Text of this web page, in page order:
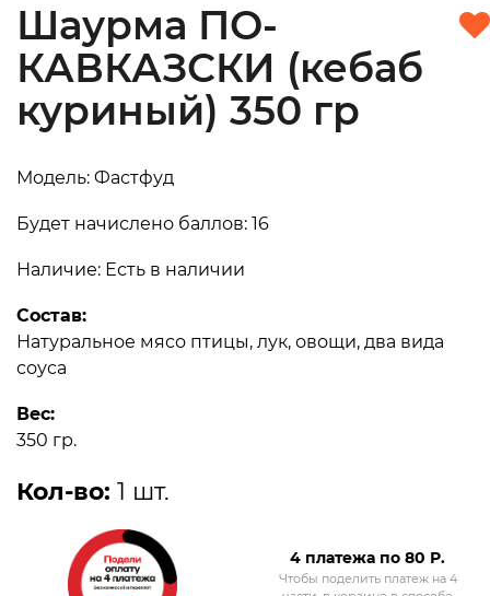
Шаурма ПО-
КАВКАЗСКИ (кебаб
куриный) 350 гр
Модель: Фастфуд
Будет начислено баллов: 16
Наличие: Есть в наличии
Состав:
Натуральное мясо птицы, лук, овощи, два вида
соуса
Вес:
350 гр.
Кол-во: 1 шт.
4 платежа по 80 Р.
Чтобы поделить платеж на 4